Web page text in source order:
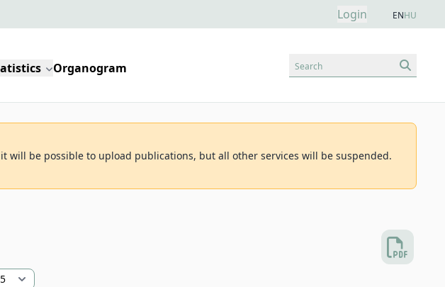
Login ENHU
Organogram Search
will be possible to upload publications, but all other services will be suspended.